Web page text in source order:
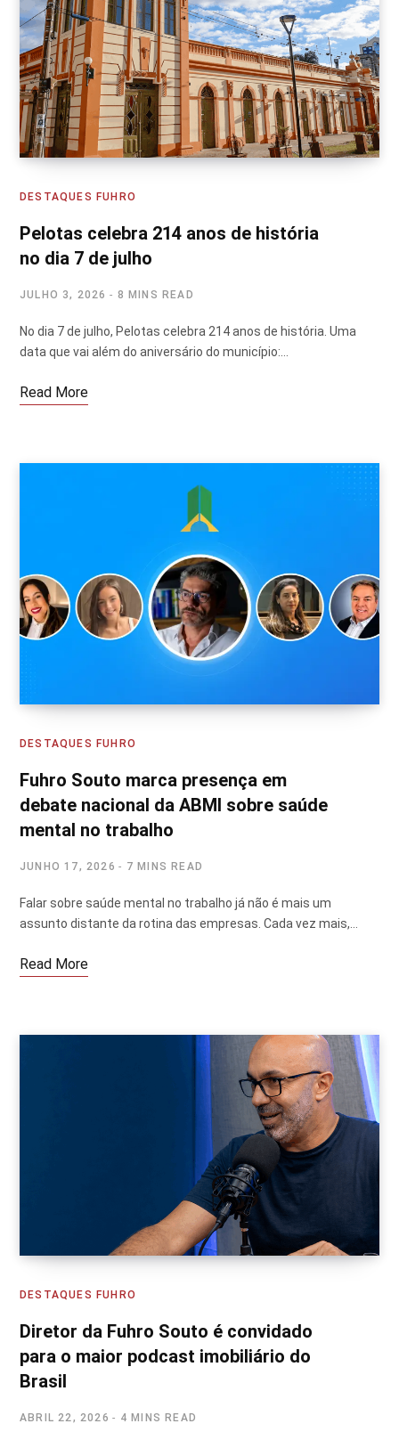
DESTAQUES FUHRO
Pelotas celebra 214 anos de história
no dia 7 de julho
JULHO 3, 2026 8 MINS READ
No dia 7 de julho, Pelotas celebra 214 anos de história. Uma
data que vai além do aniversário do município:…
Read More
DESTAQUES FUHRO
Fuhro Souto marca presença em
debate nacional da ABMI sobre saúde
mental no trabalho
JUNHO 17, 2026 7 MINS READ
Falar sobre saúde mental no trabalho já não é mais um
assunto distante da rotina das empresas. Cada vez mais,…
Read More
DESTAQUES FUHRO
Diretor da Fuhro Souto é convidado
para o maior podcast imobiliário do
Brasil
ABRIL 22, 2026 4 MINS READ